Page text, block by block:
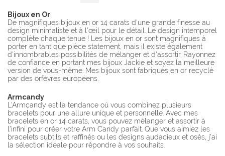
Bijoux en Or
De magnifiques bijoux en or 14 carats d'une grande finesse au
design minimaliste et à l'œil pour le détail. Le design intemporel
complète chaque tenue ! Les bijoux en or sont magnifiques à
porter en tant que pièce statement, mais il existe également
d'innombrables possibilités de mélanger et d'assortir. Rayonnez
de confiance en portant mes bijoux Jackie et soyez la meilleure
version de vous-même. Mes bijoux sont fabriqués en or recyclé
par des orfèvres européens.
Armcandy
L'Armcandy est la tendance où vous combinez plusieurs
bracelets pour une allure unique et personnelle. Avec mes
bracelets en or 14 carats, vous pouvez mélanger et assortir à
l'infini pour créer votre Arm Candy parfait. Que vous aimiez les
bracelets subtils et raffinés ou les designs audacieux et osés, j'ai
la sélection idéale pour répondre à vos souhaits.